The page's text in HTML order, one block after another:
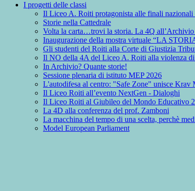
I progetti delle classi
Il Liceo A. Roiti protagonista alle finali
Storie nella Cattedrale
Volta la carta…trovi la storia. La 4Q all’Archivio
Inaugurazione della mostra virtuale “LA
Gli studenti del Roiti alla Corte di Giustizia
Il NO della 4A del Liceo A. Roiti alla violenza di
In Archivio? Quante storie!
Sessione plenaria di istituto MEP 2026
L'autodifesa al centro: "Safe Zone" unisce
Il Liceo Roiti all’evento NextGen - Dialoghi
Il Liceo Roiti al Giubileo del Mondo Educativo
La 4D alla conferenza del prof. Zamboni
La macchina del tempo di una scelta, perchè
Model European Parliament